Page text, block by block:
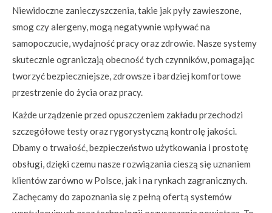
Niewidoczne zanieczyszczenia, takie jak pyły zawieszone,
smog czy alergeny, mogą negatywnie wpływać na
samopoczucie, wydajność pracy oraz zdrowie. Nasze systemy
skutecznie ograniczają obecność tych czynników, pomagając
tworzyć bezpieczniejsze, zdrowsze i bardziej komfortowe
przestrzenie do życia oraz pracy.
Każde urządzenie przed opuszczeniem zakładu przechodzi
szczegółowe testy oraz rygorystyczną kontrolę jakości.
Dbamy o trwałość, bezpieczeństwo użytkowania i prostotę
obsługi, dzięki czemu nasze rozwiązania cieszą się uznaniem
klientów zarówno w Polsce, jak i na rynkach zagranicznych.
Zachęcamy do zapoznania się z pełną ofertą systemów